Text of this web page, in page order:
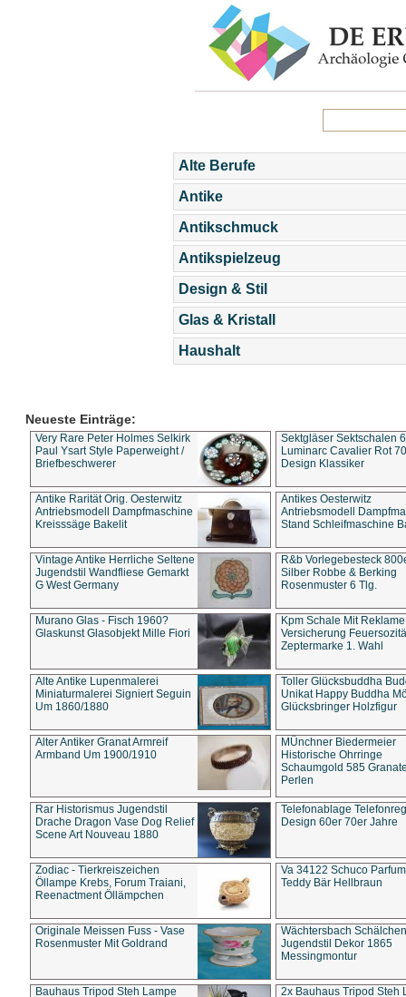
Alte Berufe
Antike
Antikschmuck
Antikspielzeug
Design & Stil
Glas & Kristall
Haushalt
Neueste Einträge:
Very Rare Peter Holmes Selkirk
Paul Ysart Style Paperweight /
Briefbeschwerer
Sektgläser Sektschalen
Luminarc Cavalier Rot
Design Klassiker
Antike Rarität Orig. Oesterwitz
Antriebsmodell Dampfmaschine
Kreisssäge Bakelit
Antikes Oesterwitz
Antriebsmodell
Stand Schleifmaschine
Vintage Antike Herrliche Seltene
Jugendstil Wandfliese Gemarkt
G West Germany
R&b Vorlegebesteck
Silber Robbe & Berking
Rosenmuster 6 Tlg.
Murano Glas - Fisch 1960?
Glaskunst Glasobjekt Mille Fiori
Kpm Schale Mit Reklame
Versicherung
Zeptermarke 1. Wahl
Alte Antike Lupenmalerei
Miniaturmalerei Signiert Seguin
Um 1860/1880
Toller Glücksbuddha
Unikat Happy Buddha
Glücksbringer Holzfigur
Alter Antiker Granat Armreif
Armband Um 1900/1910
MÜnchner Biedermeier
Historische Ohrringe
Schaumgold 585
Perlen
Rar Historismus Jugendstil
Drache Dragon Vase Dog Relief
Scene Art Nouveau 1880
Telefonablage
Design 60er 70er Jahre
Zodiac - Tierkreiszeichen
Öllampe Krebs, Forum Traiani,
Reenactment Öllämpchen
Va 34122 Schuco
Teddy Bär Hellbraun
Originale Meissen Fuss - Vase
Rosenmuster Mit Goldrand
Wächtersbach Schälchen
Jugendstil Dekor 1865
Messingmontur
Bauhaus Tripod Steh Lampe
2x Bauhaus Tripod Steh